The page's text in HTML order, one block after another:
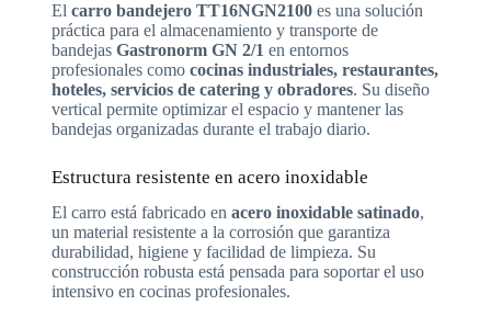
El carro bandejero TT16NGN2100es una solución
práctica para el almacenamiento y transporte de
bandejas Gastronorm GN 2/1 en entornos
profesionales como cocinas industriales, restaurantes,
hoteles, servicios de catering y obradores. Su diseño
vertical permite optimizar el espacio y mantener las
bandejas organizadas durante el trabajo diario.
Estructura resistente en acero inoxidable
El carro está fabricado en acero inoxidable satinado,
un material resistente a la corrosión que garantiza
durabilidad, higiene y facilidad de limpieza. Su
construcción robusta está pensada para soportar el uso
intensivo en cocinas profesionales.